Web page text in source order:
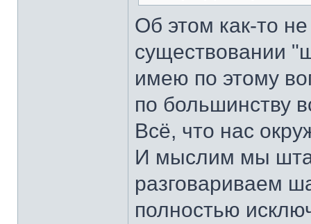
Об этом как-то
существовании
имею по этому
по большинству
Всё, что нас
И мыслим мы
разговариваем
полностью